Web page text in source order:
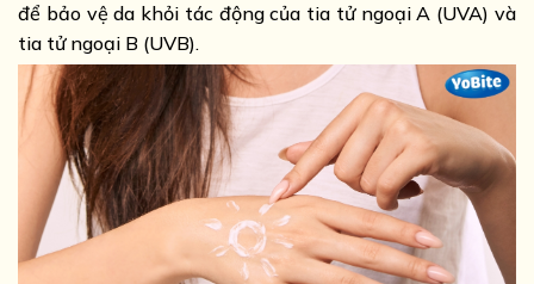
để bảo vệ da khỏi tác động của tia tử ngoại A (UVA) và
tia tử ngoại B (UVB).